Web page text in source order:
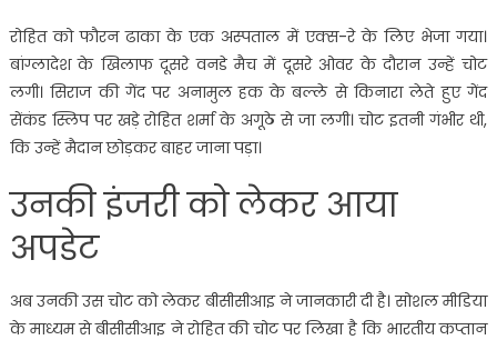
रोहित को फौरन ढाका के एक अस्पताल में एक्स-रे के लिए भेजा गया।
बांग्लादेश के खिलाफ दूसरे वनडे मैच में दूसरे ओवर के दौरान उन्हें चोट
लगी। सिराज की गेंद पर अनामुल हक के बल्ले से किनारा लेते हुए गेंद
सेंकंड स्लिप पर खड़े रोहित शर्मा के अगूठे से जा लगी। चोट इतनी गंभीर थी,
कि उन्हें मैदान छोड़कर बाहर जाना पड़ा।
उनकी इंजरी को लेकर आया
अपडेट
अब उनकी उस चोट को लेकर बीसीसीआइ ने जानकारी दी है। सोशल मीडिया
के माध्यम से बीसीसीआइ ने रोहित की चोट पर लिखा है कि भारतीय कप्तान